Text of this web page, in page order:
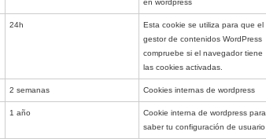
en wordpress
24h
Esta cookie se utiliza para que el
gestor de contenidos WordPress
compruebe si el navegador tiene
las cookies activadas.
2 semanas Cookies internas de wordpress
1 año
Cookie interna de wordpress para
saber tu configuración de usuario